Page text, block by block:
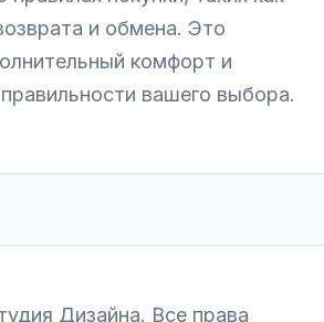
и обмена. Это
комфорт и
вашего выбора.
Дизайна. Все права